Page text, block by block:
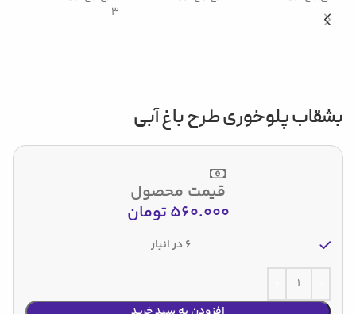
بشقاب پلوخوری طرح باغ آبی
قیمت محصول
560.000تومان
6 در انبار